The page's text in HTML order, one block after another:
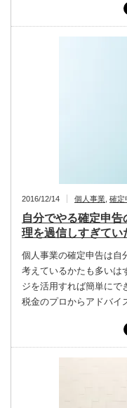
2016/12/14 個人事業 確定
自分でやる確定申
理を過信しすぎてい
個人事業の確定申告は自
考えているかたも多いは
ジを活用すれば簡単にで
税金のプロからアドバ